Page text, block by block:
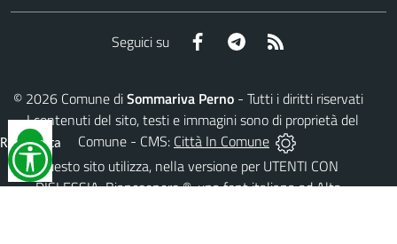
Seguici su Facebook Telegram
© 2026Comune diSommariva Perno- Tutti i diritti riservati
- I contenuti del sito, testi e immagini sono di proprietà del
Comune - CMS: Città In Comune
Questo sito utilizza, nella versione per UTENTI CON
DISLESSIA,Biancoenero ®, una font italiana ad Alta
Reimposta
tutto